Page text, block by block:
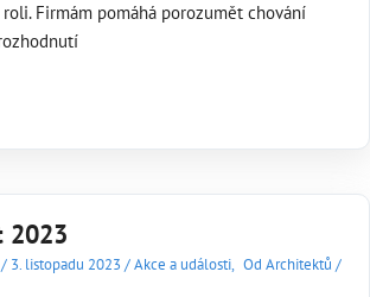
Firmám pomáhá porozumět chování
2023
/ 3. listopadu 2023 /Akce a události, Od Architektů /